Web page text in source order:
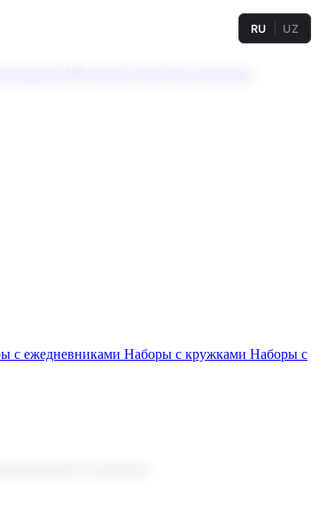
RU UZ
с ежедневниками Наборы с кружками Наборы с
и клиентов.